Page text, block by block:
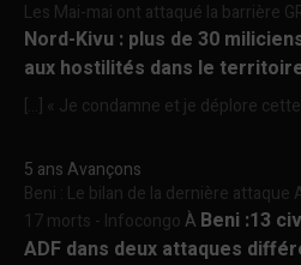
Les Mai-mai ont attaqué la barrière
Nord-Kivu : plus de 30
aux hostilités dans le
[…] « Je condamne et je déplore
5 ans Avançons
Beni : Le bilan de la dernière attaque
17 morts - InfocongoÀ Beni :13
ADF dans deux attaques